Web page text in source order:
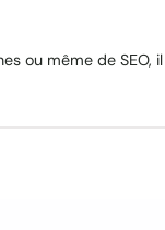
ou même de SEO,